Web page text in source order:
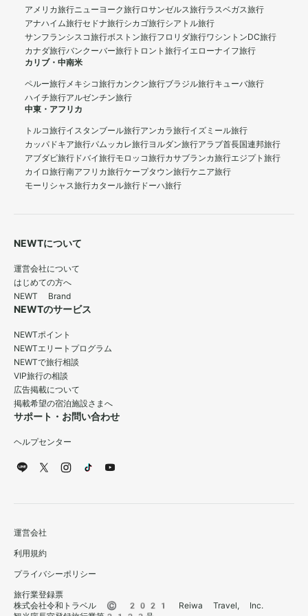
アメリカ旅行ニューヨーク旅行ロサンゼルス旅行ラスベガス旅行
アナハイム旅行セドナ旅行シカゴ旅行シアトル旅行
サンフランシスコ旅行ボストン旅行フロリダ旅行ワシントンDC旅行
カナダ旅行バンクーバー旅行 トロント旅行イエローナイフ旅行
カリブ・中南米
ペルー旅行メキシコ旅行カンクン旅行ブラジル旅行キューバ旅行
ハイチ旅行アルゼンチン旅行
中東・アフリカ
トルコ旅行イスタンブール旅行アンカラ旅行イズミール旅行
カッパドキア旅行パムッカレ旅行ヨルダン旅行アラブ首長国連邦旅行
アブダビ旅行 ドバイ旅行モロッコ旅行カサブランカ旅行エジプト旅行
カイロ旅行南アフリカ旅行ケープタウン旅行ケニア旅行
モーリシャス旅行カタール旅行 ドーハ旅行
NEWTについて
運営会社について
はじめての方へ
NEWT Brand
NEWTのサービス
NEWTポイント
NEWTエリートプログラム
NEWTで旅行相談
VIP旅行の相談
広告掲載について
掲載希望の宿泊施設さまへ
サポート・お問い合わせ
ヘルプセンター
運営会社
利用規約
プライバシーポリシー
旅行業登録票
株式会社令和トラベル © 2021 Reiwa Travel, Inc.